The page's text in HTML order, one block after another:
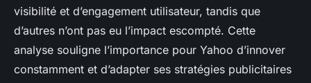
visibilité et d’engagement utilisateur, tandis que
d’autres n’ont pas eu l’impact escompté. Cette
analyse souligne l’importance pour Yahoo d’innover
constamment et d’adapter ses stratégies publicitaires